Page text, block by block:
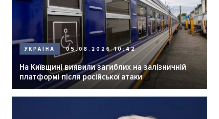
УКРАЇНА 05.08.2026 10:42
На Київщині виявили загиблих на залізничній
платформі після російської атаки